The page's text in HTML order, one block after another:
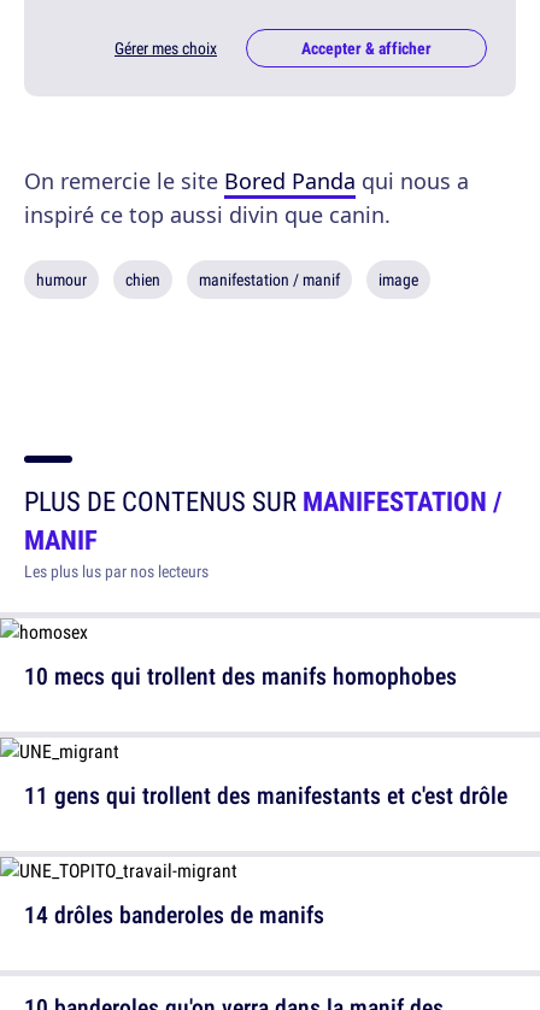
Gérer mes choix Accepter & afficher
On remercie le site Bored Panda qui nous a
inspiré ce top aussi divin que canin.
humour chien manifestation / manif image
PLUS DE CONTENUS SURMANIFESTATION /
MANIF
Les plus lus par nos lecteurs
10 mecs qui trollent des manifs homophobes
14 drôles banderoles de manifs
11 gens qui trollent des manifestants et c'est drôle